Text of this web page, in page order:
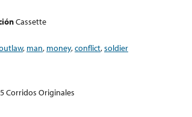
Cassette
, man, money,conflict,soldier
Corridos Originales